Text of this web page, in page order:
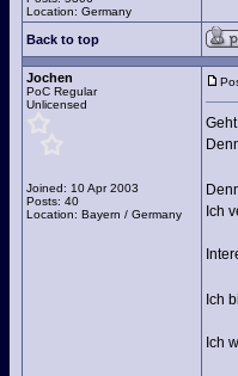
Location: Germany
Back to top
Jochen
PoC Regular
Unlicensed
Joined: 10 Apr 2003
Posts: 40
Location: Bayern / Germany
Ich
Ich
Ich